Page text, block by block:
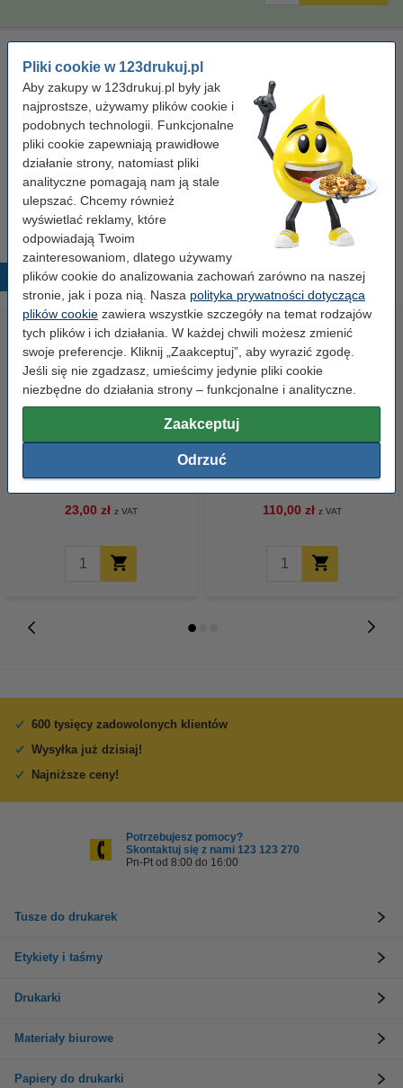
Pliki cookie w 123drukuj.pl
Aby zakupy w 123drukuj.pl były jak
najprostsze, używamy plików cookie i
podobnych technologii. Funkcjonalne
pliki cookie zapewniają prawidłowe
działanie strony, natomiast pliki
analityczne pomagają nam ją stale
ulepszać. Chcemy również
wyświetlać reklamy, które
odpowiadają Twoim
zainteresowaniom, dlatego używamy
plików cookie do analizowania zachowań zarówno na naszej
stronie, jak i poza nią. Nasza polityka prywatności dotycząca
plików cookie zawiera wszystkie szczegóły na temat rodzajów
tych plików i ich działania. W każdej chwili możesz zmienić
swoje preferencje. Kliknij „Zaakceptuj”, aby wyrazić zgodę.
Jeśli się nie zgadzasz, umieścimy jedynie pliki cookie
niezbędne do działania strony – funkcjonalne i analityczne.
Zaakceptuj
Odrzuć
ściereczka do czyszczenia
999058
Kliknij i sprawdź całą specyfikacje
Dostępny
Zamów na poniedziałek
7,50 zł Zamawiam
Popularne produkty
Papier ksero A4 80 g/m2 (500
23,00 zł z VAT
Papier ksero A4 80 g/m2 (2500
110,00 zł z VAT
600 tysięcy zadowolonych klientów
Wysyłka już dzisiaj!
Najniższe ceny!
Potrzebujesz pomocy?
Skontaktuj się z nami 123 123 270
Pn-Pt od 8:00 do 16:00
Tusze do drukarek
Etykiety i taśmy
Drukarki
Materiały biurowe
Papiery do drukarki